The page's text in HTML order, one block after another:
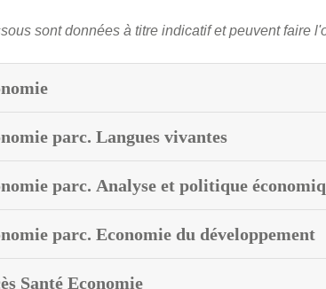
sont données à titre indicatif et peuvent faire
parc. Langues vivantes
parc. Analyse et politique
parc. Economie du développement
Santé Economie